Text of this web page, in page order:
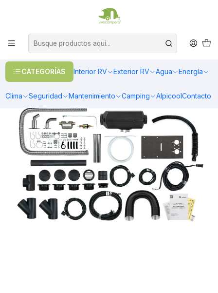
CATEGORÍAS Interior RV Exterior RV Agua Energía
Clima Seguridad Mantenimiento Camping AlpicoolContacto
OFERTAS EN CALEFACCIÓN DIESEL
Autoterm 4D Large Marine Set (12V) con calefactor 4D